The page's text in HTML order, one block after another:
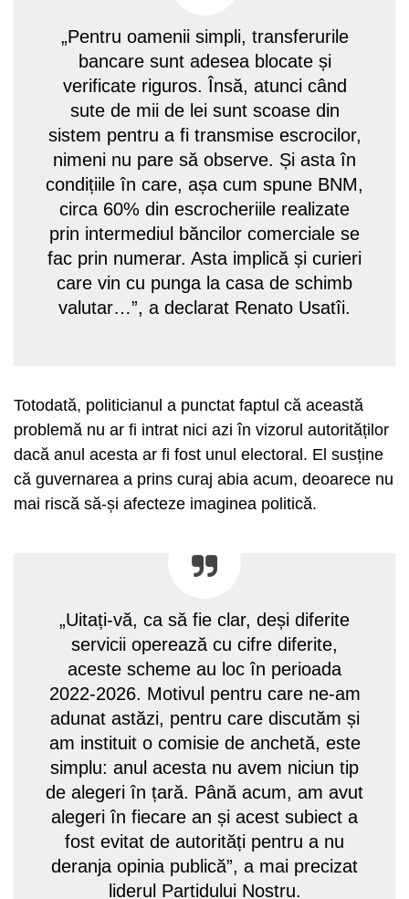
„Pentru oamenii simpli, transferurile
bancare sunt adesea blocate și
verificate riguros. Însă, atunci când
sute de mii de lei sunt scoase din
sistem pentru a fi transmise escrocilor,
nimeni nu pare să observe. Și asta în
condițiile în care, așa cum spune BNM,
circa 60% din escrocheriile realizate
prin intermediul băncilor comerciale se
fac prin numerar. Asta implică și curieri
care vin cu punga la casa de schimb
valutar…”, a declarat Renato Usatîi.
Totodată, politicianul a punctat faptul că această
problemă nu ar fi intrat nici azi în vizorul autorităților
dacă anul acesta ar fi fost unul electoral. El susține
că guvernarea a prins curaj abia acum, deoarece nu
mai riscă să-și afecteze imaginea politică.
„Uitați-vă, ca să fie clar, deși diferite
servicii operează cu cifre diferite,
aceste scheme au loc în perioada
2022-2026. Motivul pentru care ne-am
adunat astăzi, pentru care discutăm și
am instituit o comisie de anchetă, este
simplu: anul acesta nu avem niciun tip
de alegeri în țară. Până acum, am avut
alegeri în fiecare an și acest subiect a
fost evitat de autorități pentru a nu
deranja opinia publică”, a mai precizat
liderul Partidului Nostru.